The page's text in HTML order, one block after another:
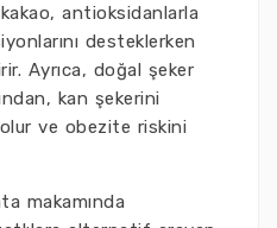
antioksidanlarla
desteklerken
Ayrıca, doğal şeker
kan şekerini
olur ve obezite riskini
makamında